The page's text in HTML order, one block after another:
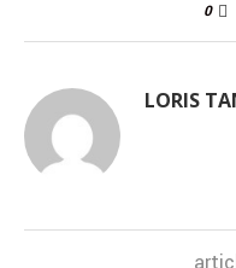
0
LORIS